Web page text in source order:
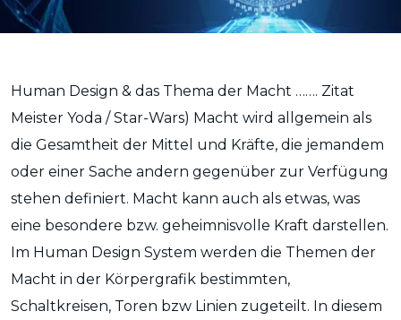
Human Design & das Thema der Macht ……. Zitat
Meister Yoda / Star-Wars) Macht wird allgemein als
die Gesamtheit der Mittel und Kräfte, die jemandem
oder einer Sache andern gegenüber zur Verfügung
stehen definiert. Macht kann auch als etwas, was
eine besondere bzw. geheimnisvolle Kraft darstellen.
Im Human Design System werden die Themen der
Macht in der Körpergrafik bestimmten,
Schaltkreisen, Toren bzw Linien zugeteilt. In diesem